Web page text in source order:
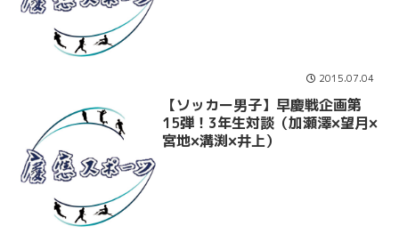
2015.07.04
【ソッカー男子】早慶戦企画第
15弾！3年生対談（加瀬澤×望月×
宮地×溝渕×井上）